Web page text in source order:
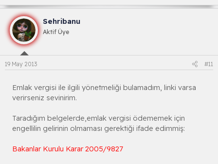
Sehribanu
Aktif Üye
19 May 2013 #11
Emlak vergisi ile ilgili yönetmeliği bulamadım, linki varsa
verirseniz sevinirim.
Taradığım belgelerde,emlak vergisi ödememek için
engellilin gelirinin olmaması gerektiği ifade edimmiş:
Bakanlar Kurulu Karar 2005/9827